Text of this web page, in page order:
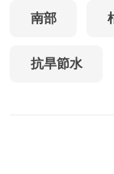
南部
抗旱節水